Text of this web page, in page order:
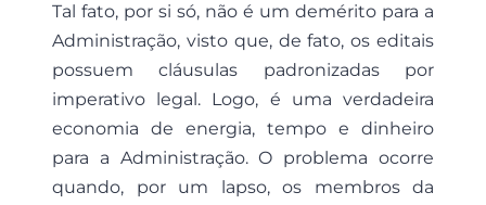
Tal fato, por si só, não é um demérito para a
Administração, visto que, de fato, os editais
possuem cláusulas padronizadas por
imperativo legal. Logo, é uma verdadeira
economia de energia, tempo e dinheiro
para a Administração. O problema ocorre
quando, por um lapso, os membros da